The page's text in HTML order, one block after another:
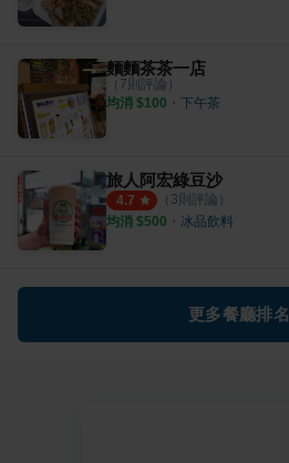
麵麵茶茶一店
（ 7則評論）
均消 $100 ・ 下午茶
旅人阿宏綠豆沙
4.7 （ 3則評論）
均消 $500 ・ 冰品飲料
更多餐廳排名